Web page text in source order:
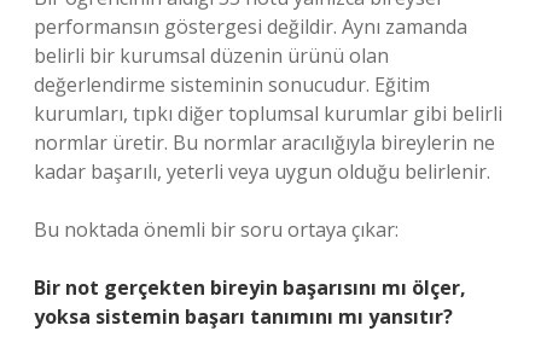
performansın göstergesi değildir. Aynı zamanda
belirli bir kurumsal düzenin ürünü olan
değerlendirme sisteminin sonucudur. Eğitim
kurumları, tıpkı diğer toplumsal kurumlar gibi belirli
normlar üretir. Bu normlar aracılığıyla bireylerin ne
kadar başarılı, yeterli veya uygun olduğu belirlenir.
Bu noktada önemli bir soru ortaya çıkar:
Bir not gerçekten bireyin başarısını mı ölçer,
yoksa sistemin başarı tanımını mı yansıtır?